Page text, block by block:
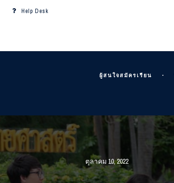
Help Desk
ผู้สนใจสมัครเรียน
ตุลาคม 10, 2022